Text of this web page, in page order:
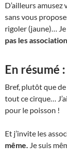
D’ailleurs
sans vous
rigoler (jaune)…
pas les
En résumé
Bref, plutôt que
tout ce cirque…
pour le poisson !
Et j’invite les
même. Je suis